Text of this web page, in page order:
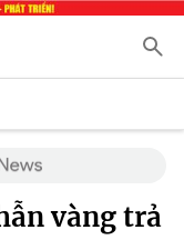
vàng trả